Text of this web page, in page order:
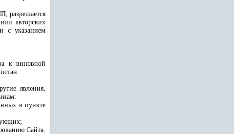
разрешается
авторских
с указанием
к виновной
явления,
в пункте
Сайта.